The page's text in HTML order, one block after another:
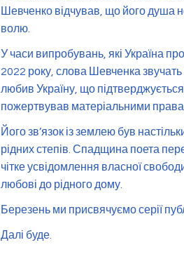
Шевченко відчував, що його душа
волю.
У часи випробувань, які Україна
2022 року, слова Шевченка
любив Україну, що
пожертвував матеріальними
Його зв’язок із землею був
рідних степів. Спадщина поета
чітке усвідомлення власної
любові до рідного дому.
Березень ми присвячуємо серії
Далі буде.